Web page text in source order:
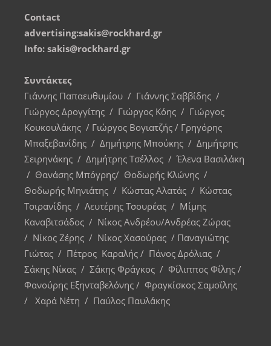
Contact
advertising:sakis@rockhard.gr
Info: sakis@rockhard.gr
Συντάκτες
Γιάννης Παπαευθυμίου / Γιάννης Σαββίδης /
Γιώργος Δρογγίτης / Γιώργος Κόης / Γιώργος
Κουκουλάκης / Γιώργος Βογιατζής / Γρηγόρης
Μπαξεβανίδης / Δημήτρης Μπούκης / Δημήτρης
Σειρηνάκης / Δημήτρης Τσέλλος / Έλενα Βασιλάκη
/ Θανάσης Μπόγρης/ Θοδωρής Κλώνης /
Θοδωρής Μηνιάτης / Κώστας Αλατάς / Κώστας
Τσιρανίδης / Λευτέρης Τσουρέας / Μίμης
Καναβιτσάδος / Νίκος Ανδρέου/Ανδρέας Ζώρας
/ Νίκος Ζέρης / Νίκος Χασούρας / Παναγιώτης
Γιώτας / Πέτρος Καραλής / Πάνος Δρόλιας /
Σάκης Νίκας / Σάκης Φράγκος / Φίλιππος Φίλης /
Φανούρης Εξηνταβελόνης / Φραγκίσκος Σαμοΐλης
/ Χαρά Νέτη / Παύλος Παυλάκης